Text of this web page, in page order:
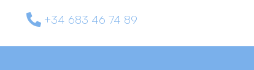
+34 683 46 74 89